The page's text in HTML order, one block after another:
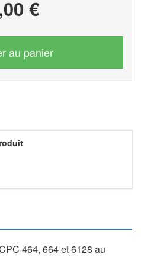
€
au panier
464, 664 et 6128 au